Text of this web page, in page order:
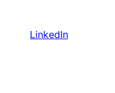
LinkedIn